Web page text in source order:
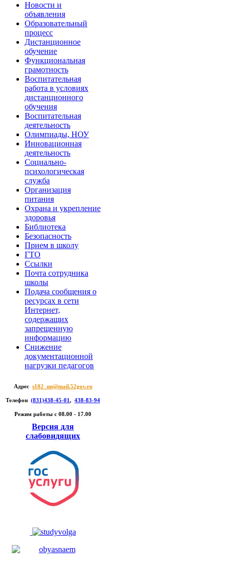
Новости и
объявления
Образовательный
процесс
Дистанционное
обучение
Функциональная
грамотность
Воспитательная
работа в условиях
дистанционного
обучения
Воспитательная
деятельность
Олимпиады, НОУ
Инновационная
деятельность
Социально-
психологическая
служба
Организация
питания
Охрана и укрепление
здоровья
Библиотека
Безопасность
Прием в школу
ГТО
Ссылки
Почта сотрудника
школы
Подача сообщения о
ресурсах в сети
Интернет,
содержащих
запрещенную
информацию
Снижение
документационной
нагрузки педагогов
Адрес s102_nn@mail.52gov.ru
Телефон (831)438-45-01 , 438-83-94
Режим работы c 08.00 - 17.00
Версия для
слабовидящих